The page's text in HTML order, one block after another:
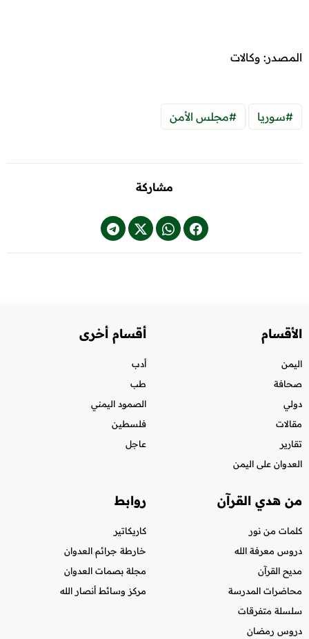
المصدر: وكالات
#سوريا #مجلس الأمن
مشاركة
الأقسام
اليمن
صحافة
دولي
مقالات
تقارير
العدوان على اليمن
أقسام أخرى
أدب
طب
الصمود اليمني
فلسطين
عاجل
من هدي القرآن
كلمات من نور
دروس معرفة الله
مديح القرآن
محاضرات المدرسة
سلسلة متفرقات
دروس رمضان
روابط
كاريكاتير
خارطة جرائم العدوان
مجلة بصمات العدوان
مركز وسائط أنصار الله